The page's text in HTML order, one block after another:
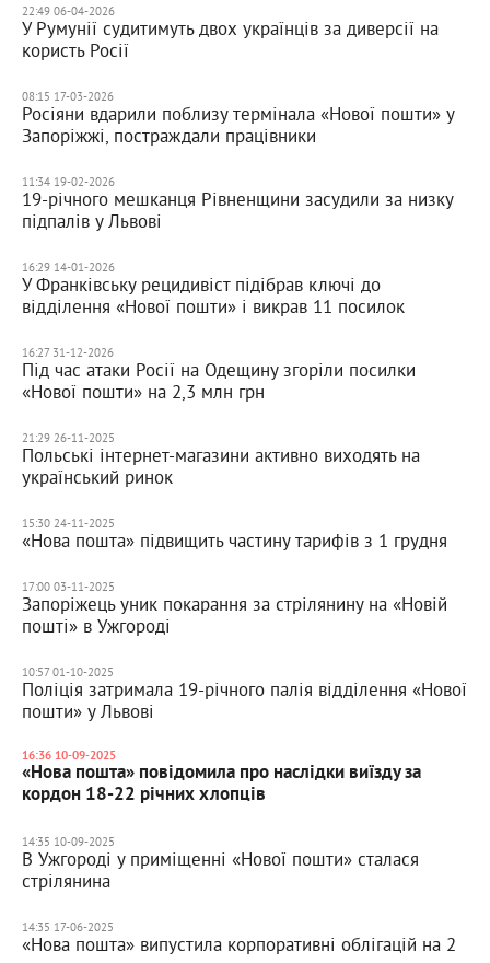
22:49 06-04-2026
У Румунії судитимуть двох українців за диверсії на
користь Росії
08:15 17-03-2026
Росіяни вдарили поблизу термінала «Нової пошти» у
Запоріжжі, постраждали працівники
11:34 19-02-2026
19-річного мешканця Рівненщини засудили за низку
підпалів у Львові
16:29 14-01-2026
У Франківську рецидивіст підібрав ключі до
відділення «Нової пошти» і викрав 11 посилок
16:27 31-12-2026
Під час атаки Росії на Одещину згоріли посилки
«Нової пошти» на 2,3 млн грн
21:29 26-11-2025
Польські інтернет-магазини активно виходять на
український ринок
15:30 24-11-2025
«Нова пошта» підвищить частину тарифів з 1 грудня
17:00 03-11-2025
Запоріжець уник покарання за стрілянину на «Новій
пошті» в Ужгороді
10:57 01-10-2025
Поліція затримала 19-річного палія відділення «Нової
пошти» у Львові
16:36 10-09-2025
«Нова пошта» повідомила про наслідки виїзду за
кордон 18-22 річних хлопців
14:35 10-09-2025
В Ужгороді у приміщенні «Нової пошти» сталася
стрілянина
14:35 17-06-2025
«Нова пошта» випустила корпоративні облігацій на 2